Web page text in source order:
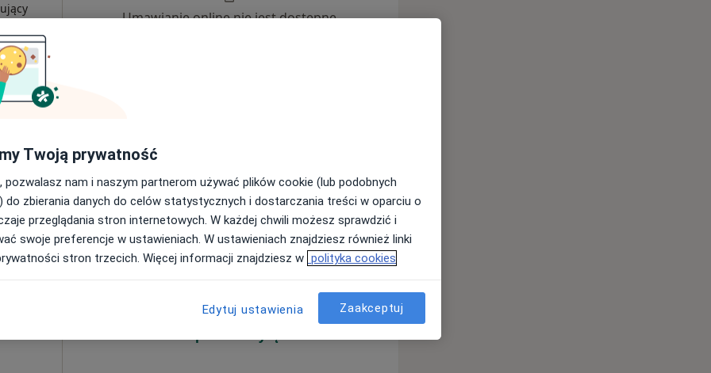
Mapa
250 zł
Umawianie online nie jest dostępne
Dziś
7 Sie
Jutro
8 Sie
Ndz,
9 Sie
Pon,
10 Sie
Wt,
11 Sie
Umawianie online nie jest dostępne
Twoją prywatność
pozwalasz nam i naszym partnerom używać plików cookie (lub podobnych
do zbierania danych do celów statystycznych i dostarczania treści w oparciu o
przeglądania stron internetowych. W każdej chwili możesz sprawdzić i
swoje preferencje w ustawieniach. W ustawieniach znajdziesz również linki
stron trzecich. Więcej informacji znajdziesz w polityka cookies
Edytuj ustawienia Zaakceptuj